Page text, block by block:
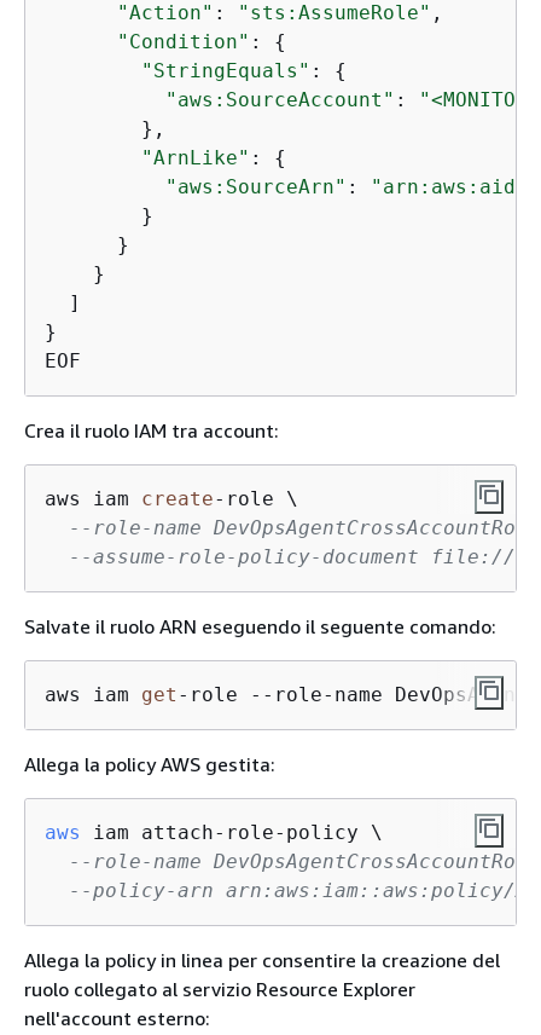
"Action" : "sts:AssumeRole" ,
"Condition" : {
"StringEquals" : {
"aws:SourceAccount" :
        },
"ArnLike" : {
"aws:SourceArn" :
        }
      }
    }
  ]
}
Crea il ruolo IAM tra account:
aws iam create- role \
--role-name
--assume-role-policy-document file://
Salvate il ruolo ARN eseguendo il seguente comando:
aws iam get -role --role-name
Allega la policy AWS gestita:
aws
iam attach-role-policy \
--role-name
--policy-arn arn:aws:iam::aws:policy/
Allega la policy in linea per consentire la creazione del
ruolo collegato al servizio Resource Explorer
nell'account esterno: